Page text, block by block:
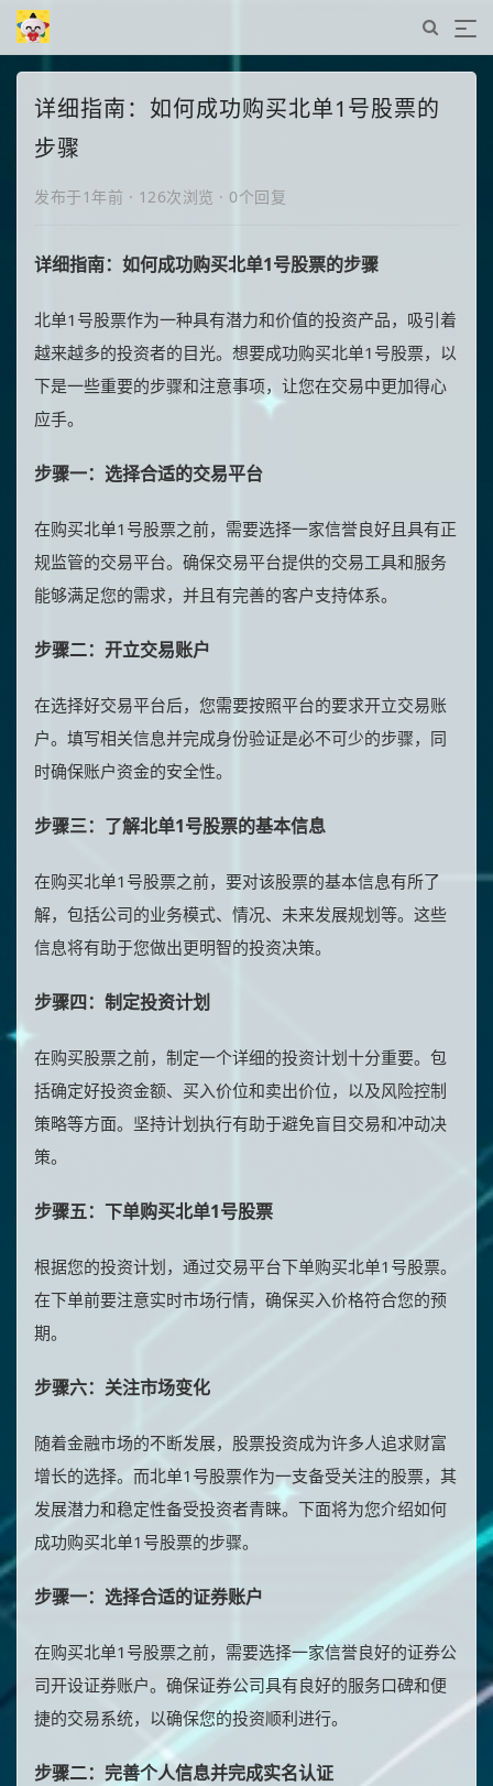
详细指南：如何成功购买北单1号股票的
步骤
发布于1年前 · 126次浏览 · 0个回复
详细指南：如何成功购买北单1号股票的步骤
北单1号股票作为一种具有潜力和价值的投资产品，吸引着
越来越多的投资者的目光。想要成功购买北单1号股票，以
下是一些重要的步骤和注意事项，让您在交易中更加得心
应手。
步骤一：选择合适的交易平台
在购买北单1号股票之前，需要选择一家信誉良好且具有正
规监管的交易平台。确保交易平台提供的交易工具和服务
能够满足您的需求，并且有完善的客户支持体系。
步骤二：开立交易账户
在选择好交易平台后，您需要按照平台的要求开立交易账
户。填写相关信息并完成身份验证是必不可少的步骤，同
时确保账户资金的安全性。
步骤三：了解北单1号股票的基本信息
在购买北单1号股票之前，要对该股票的基本信息有所了
解，包括公司的业务模式、情况、未来发展规划等。这些
信息将有助于您做出更明智的投资决策。
步骤四：制定投资计划
在购买股票之前，制定一个详细的投资计划十分重要。包
括确定好投资金额、买入价位和卖出价位，以及风险控制
策略等方面。坚持计划执行有助于避免盲目交易和冲动决
策。
步骤五：下单购买北单1号股票
根据您的投资计划，通过交易平台下单购买北单1号股票。
在下单前要注意实时市场行情，确保买入价格符合您的预
期。
步骤六：关注市场变化
随着金融市场的不断发展，股票投资成为许多人追求财富
增长的选择。而北单1号股票作为一支备受关注的股票，其
发展潜力和稳定性备受投资者青睐。下面将为您介绍如何
成功购买北单1号股票的步骤。
步骤一：选择合适的证券账户
在购买北单1号股票之前，需要选择一家信誉良好的证券公
司开设证券账户。确保证券公司具有良好的服务口碑和便
捷的交易系统，以确保您的投资顺利进行。
步骤二：完善个人信息并完成实名认证